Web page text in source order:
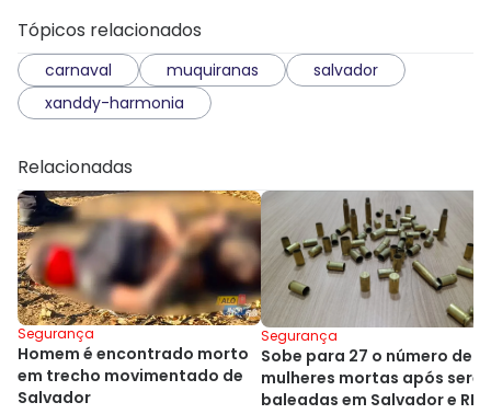
Tópicos relacionados
carnaval muquiranas
salvador
xanddy-harmonia
Relacionadas
Segurança
Homem é encontrado morto
em trecho movimentado de
Salvador
Segurança
Sobe para 27 o número de
mulheres mortas após
baleadas em Salvador e